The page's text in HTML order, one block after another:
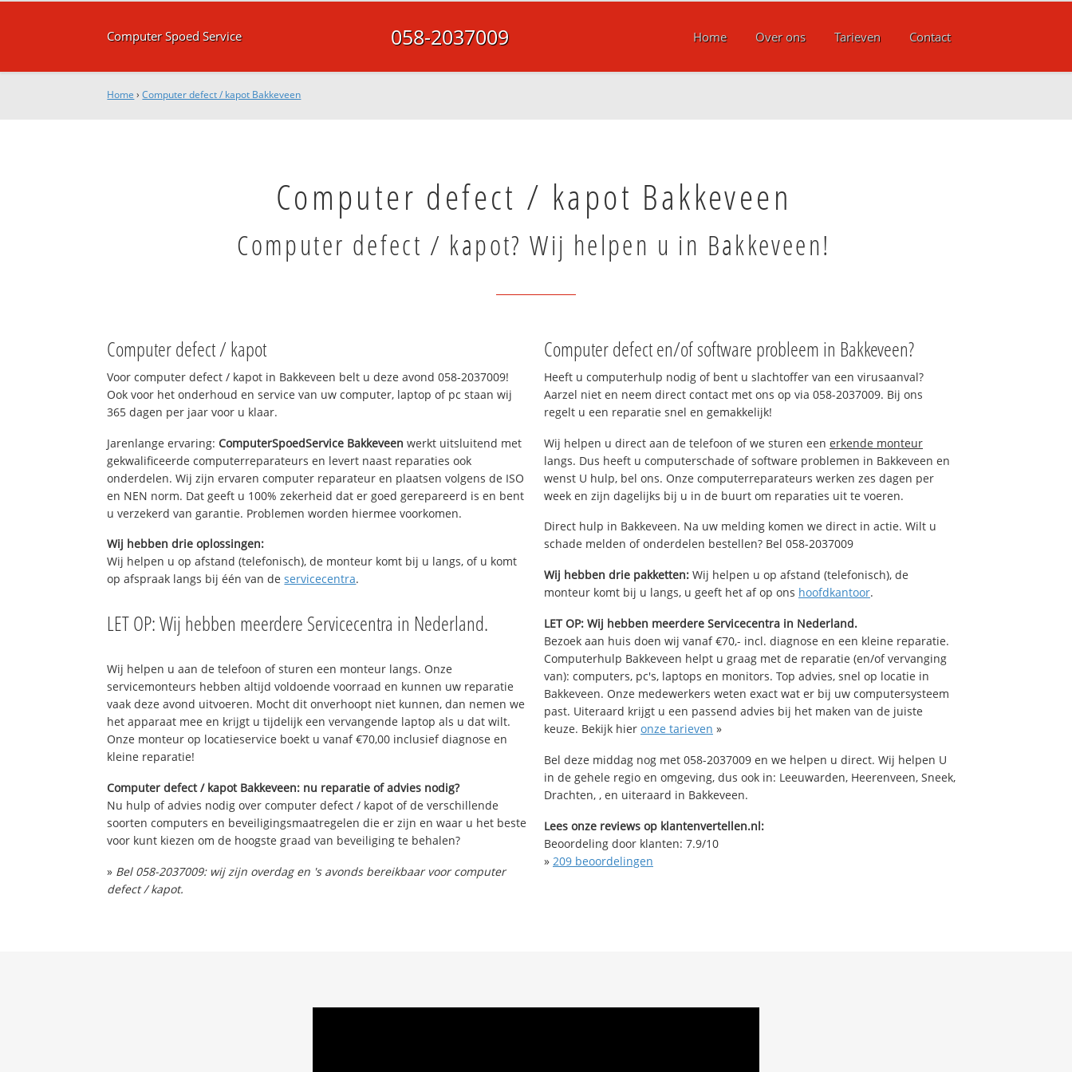
Computer Spoed Service 058-2037009 Home Over ons Tarieven Contact
Home ›Computer defect / kapot Bakkeveen
Computer defect / kapot Bakkeveen
Computer defect / kapot? Wij helpen u in Bakkeveen!
Computer defect / kapot
Voor computer defect / kapot in Bakkeveen belt u deze avond 058-2037009!
Ook voor het onderhoud en service van uw computer, laptop of pc staan wij
365 dagen per jaar voor u klaar.
Jarenlange ervaring:ComputerSpoedService Bakkeveen werkt uitsluitend met
gekwalificeerde computerreparateurs en levert naast reparaties ook
onderdelen. Wij zijn ervaren computer reparateur en plaatsen volgens de ISO
en NEN norm. Dat geeft u 100% zekerheid dat er goed gerepareerd is en bent
u verzekerd van garantie. Problemen worden hiermee voorkomen.
Wij hebben drie oplossingen:
Wij helpen u op afstand (telefonisch), de monteur komt bij u langs, of u komt
op afspraak langs bij één van deservicecentra.
LET OP: Wij hebben meerdere Servicecentra in Nederland.
Wij helpen u aan de telefoon of sturen een monteur langs. Onze
servicemonteurs hebben altijd voldoende voorraad en kunnen uw reparatie
vaak deze avond uitvoeren. Mocht dit onverhoopt niet kunnen, dan nemen we
het apparaat mee en krijgt u tijdelijk een vervangende laptop als u dat wilt.
Onze monteur op locatieservice boekt u vanaf €70,00 inclusief diagnose en
kleine reparatie!
Computer defect / kapot Bakkeveen: nu reparatie of advies nodig?
Nu hulp of advies nodig over computer defect / kapot of de verschillende
soorten computers en beveiligingsmaatregelen die er zijn en waar u het beste
voor kunt kiezen om de hoogste graad van beveiliging te behalen?
» Bel 058-2037009: wij zijn overdag en 's avonds bereikbaar voor computer
defect / kapot.
Computer defect en/of software probleem in Bakkeveen?
Heeft u computerhulp nodig of bent u slachtoffer van een virusaanval?
Aarzel niet en neem direct contact met ons op via 058-2037009. Bij ons
regelt u een reparatie snel en gemakkelijk!
Wij helpen u direct aan de telefoon of we sturen een erkende monteur
langs. Dus heeft u computerschade of software problemen in Bakkeveen en
wenst U hulp, bel ons. Onze computerreparateurs werken zes dagen per
week en zijn dagelijks bij u in de buurt om reparaties uit te voeren.
Direct hulp in Bakkeveen. Na uw melding komen we direct in actie. Wilt u
schade melden of onderdelen bestellen? Bel 058-2037009
Wij hebben drie pakketten: Wij helpen u op afstand (telefonisch), de
monteur komt bij u langs, u geeft het af op ons hoofdkantoor.
LET OP: Wij hebben meerdere Servicecentra in Nederland.
Bezoek aan huis doen wij vanaf €70,- incl. diagnose en een kleine reparatie.
Computerhulp Bakkeveen helpt u graag met de reparatie (en/of vervanging
van): computers, pc's, laptops en monitors. Top advies, snel op locatie in
Bakkeveen. Onze medewerkers weten exact wat er bij uw computersysteem
past. Uiteraard krijgt u een passend advies bij het maken van de juiste
keuze. Bekijk hier onze tarieven »
Bel deze middag nog met 058-2037009 en we helpen u direct. Wij helpen U
in de gehele regio en omgeving, dus ook in: Leeuwarden, Heerenveen, Sneek,
Drachten, , en uiteraard in Bakkeveen.
Lees onze reviews op klantenvertellen.nl:
Beoordeling door klanten: 7.9/10
» 209 beoordelingen